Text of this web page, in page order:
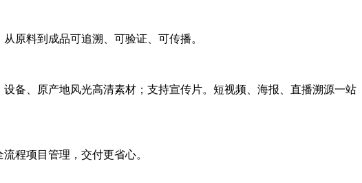
原料到成品可追溯、可验证、可传播。
备、原产地风光高清素材；支持宣传片。短视频、海报、直播溯源一站
程项目管理，交付更省心。